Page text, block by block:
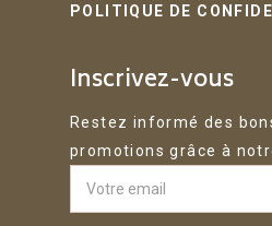
POLITIQUE DE
Inscrivez-vous
Restez informé des
promotions grâce à